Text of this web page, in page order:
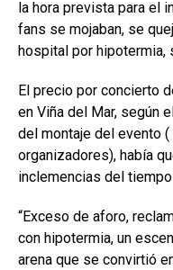
la hora prevista para el
fans se mojaban, se
hospital por hipotermia,
El precio por concierto
en Viña del Mar, según
del montaje del evento
organizadores), había
inclemencias del
“Exceso de aforo,
con hipotermia, un
arena que se convirtió